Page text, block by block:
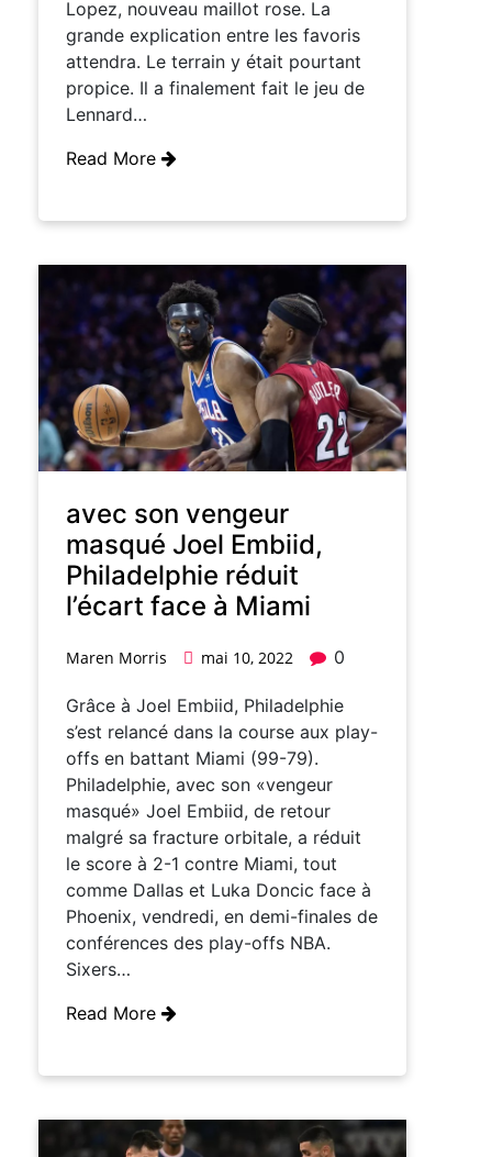
Lopez, nouveau maillot rose. La
grande explication entre les favoris
attendra. Le terrain y était pourtant
propice. Il a finalement fait le jeu de
Lennard…
Read More
avec son vengeur
masqué Joel Embiid,
Philadelphie réduit
l’écart face à Miami
Maren Morris mai 10, 2022 0
Grâce à Joel Embiid, Philadelphie
s’est relancé dans la course aux play-
offs en battant Miami (99-79).
Philadelphie, avec son «vengeur
masqué» Joel Embiid, de retour
malgré sa fracture orbitale, a réduit
le score à 2-1 contre Miami, tout
comme Dallas et Luka Doncic face à
Phoenix, vendredi, en demi-finales de
conférences des play-offs NBA.
Sixers…
Read More